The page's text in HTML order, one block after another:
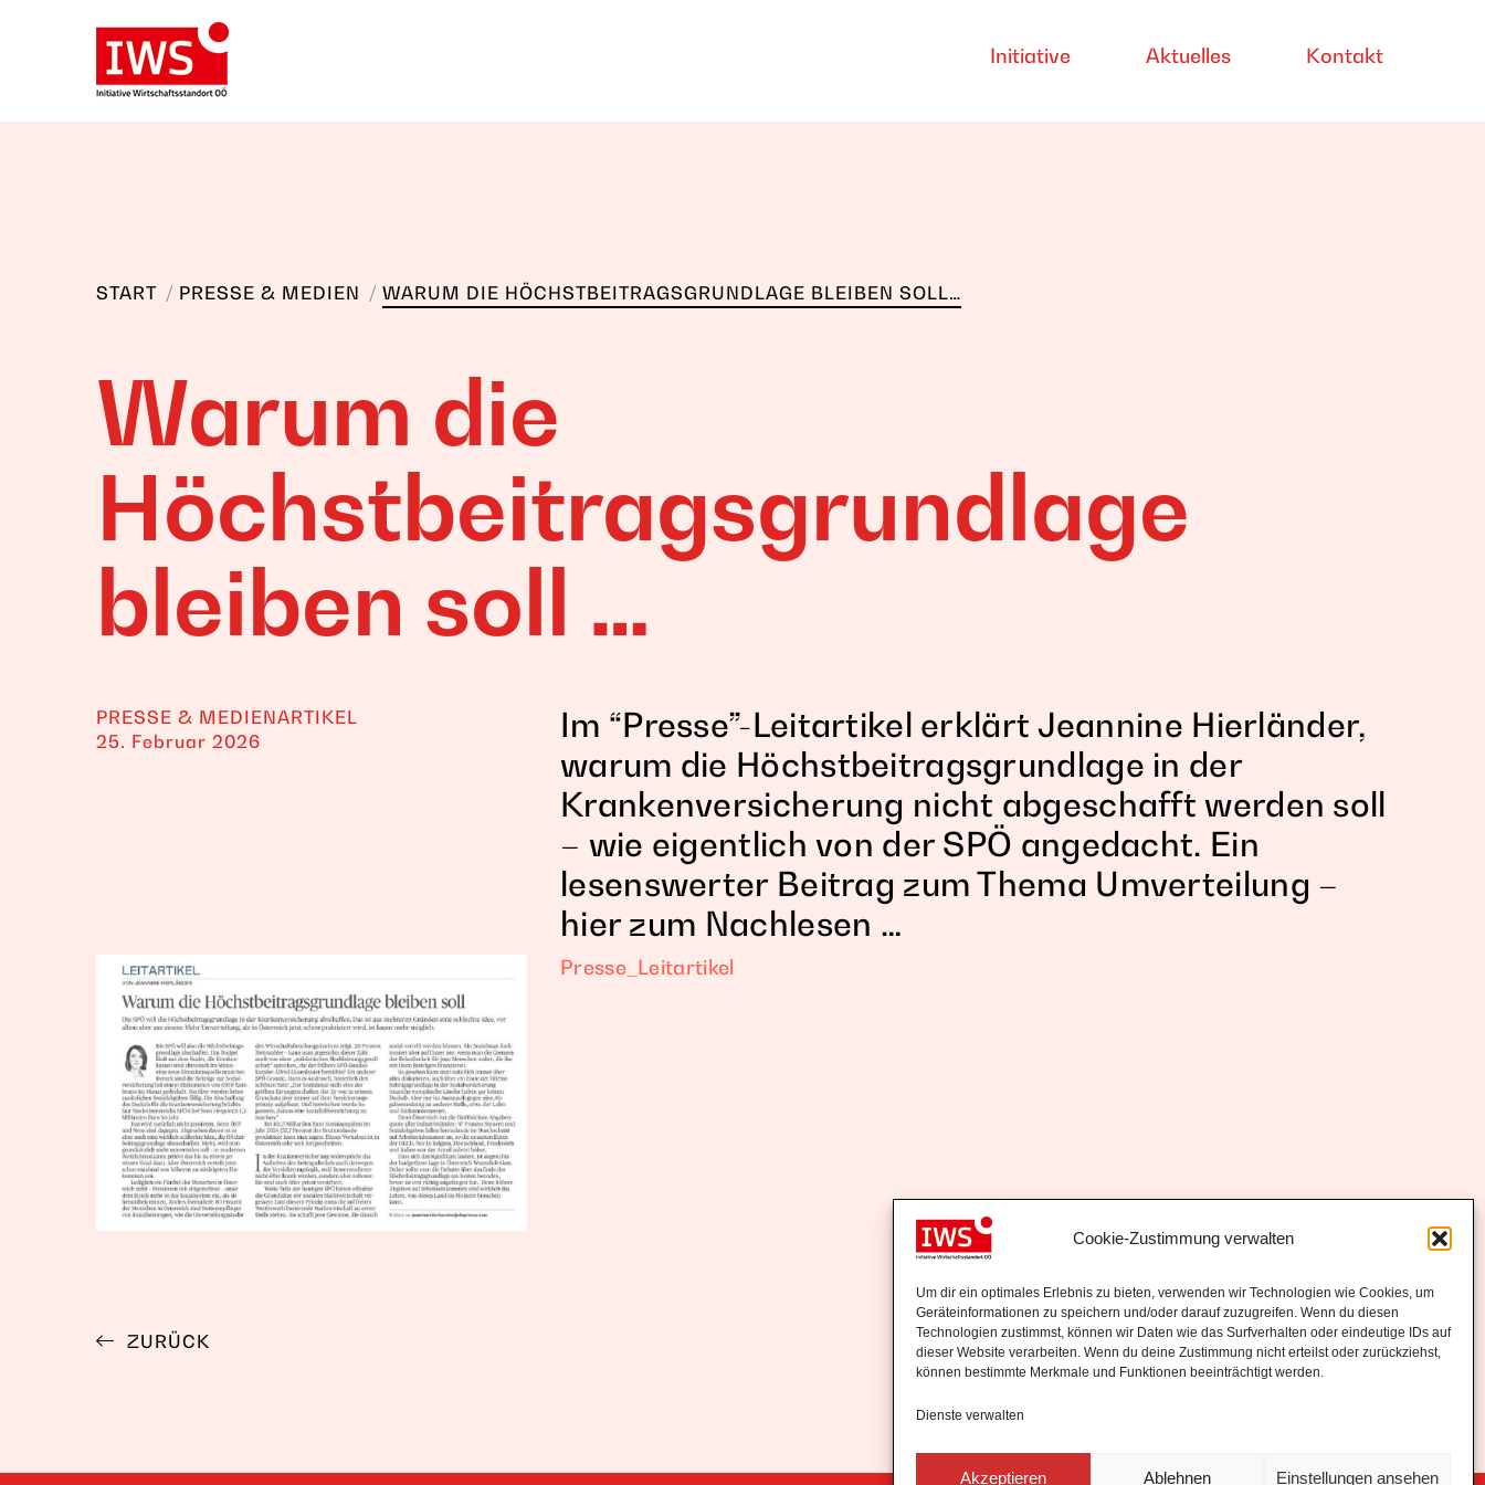
Cookie-Zustimmung verwalten
Um dir ein optimales Erlebnis zu bieten, verwenden wir Technologien wie Cookies, um
Geräteinformationen zu speichern und/oder darauf zuzugreifen. Wenn du diesen
Technologien zustimmst, können wir Daten wie das Surfverhalten oder eindeutige IDs auf
dieser Website verarbeiten. Wenn du deine Zustimmung nicht erteilst oder zurückziehst,
können bestimmte Merkmale und Funktionen beeinträchtigt werden.
Dienste verwalten
Akzeptieren Ablehnen Einstellungen ansehen
Initiative Aktuelles Kontakt
Warum die
Höchstbeitragsgrundlage
bleiben soll …
START PRESSE & MEDIEN WARUM DIE HÖCHSTBEITRAGSGRUNDLAGE BLEIBEN SOLL…
PRESSE & MEDIENARTIKEL
25. Februar 2026
Im “Presse”-Leitartikel erklärt Jeannine Hierländer,
warum die Höchstbeitragsgrundlage in der
Krankenversicherung nicht abgeschafft werden soll
– wie eigentlich von der SPÖ angedacht. Ein
lesenswerter Beitrag zum Thema Umverteilung –
hier zum Nachlesen …
Presse_Leitartikel